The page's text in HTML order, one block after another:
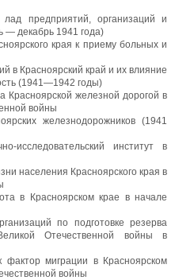
предприятий, организаций и
— декабрь 1941 года)
края к приему больных и
в Красноярский край и их влияние
(1941—1942 годы)
железной дорогой в
войны
железнодорожников (1941
исследовательский институт в
населения Красноярского края в
в Красноярском крае в начале
по подготовке резерва
Отечественной войны в
миграции в Красноярском
войны